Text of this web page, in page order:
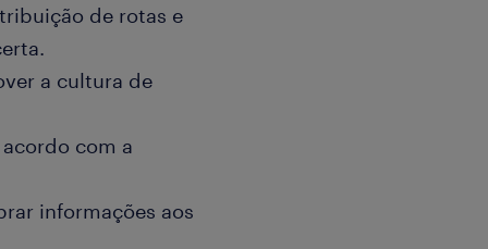
de rotas e
a cultura de
com a
informações aos